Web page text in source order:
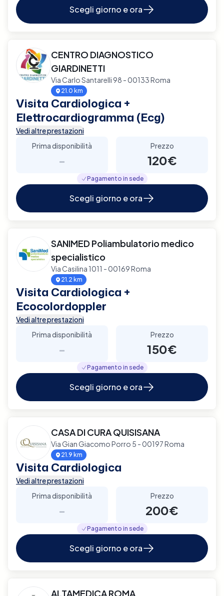
Scegli giorno e ora
CENTRO DIAGNOSTICO
GIARDINETTI
Via Carlo Santarelli 98 - 00133 Roma
21.0 km
Visita Cardiologica +
Elettrocardiogramma (Ecg)
Vedi altre prestazioni
Prima disponibilità
-
Prezzo
120€
Pagamento in sede
Scegli giorno e ora
SANIMED Poliambulatorio medico
specialistico
Via Casilina 1011 - 00169 Roma
21.2 km
Visita Cardiologica +
Ecocolordoppler
Vedi altre prestazioni
Prima disponibilità
-
Prezzo
150€
Pagamento in sede
Scegli giorno e ora
CASA DI CURA QUISISANA
Via Gian Giacomo Porro 5 - 00197 Roma
21.9 km
Visita Cardiologica
Vedi altre prestazioni
Prima disponibilità
-
Prezzo
200€
Pagamento in sede
Scegli giorno e ora
ALTAMEDICA ROMA